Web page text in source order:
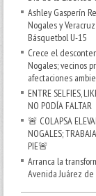
Ashley Gasperín
Nogales y
Básquetbol U-15
Crece el
Nogales; vecinos
afectaciones
ENTRE SELFIES,
NO PODÍA FALTAR
🚨 COLAPSA
NOGALES;
PIE🚨
Arranca la
Avenida Juárez